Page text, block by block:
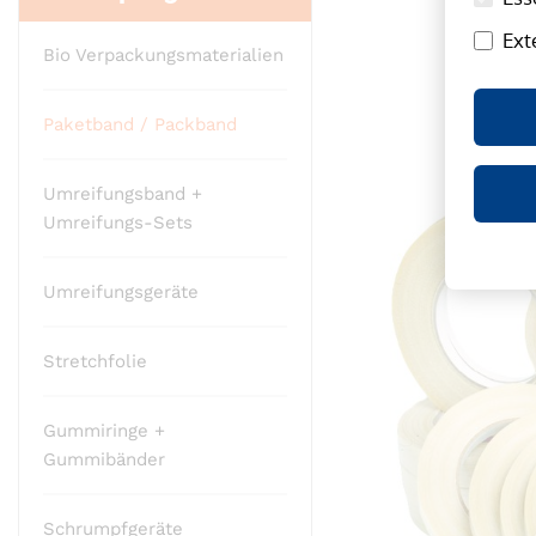
Bio Verpackungsmaterialien
Paketband / Packband
Umreifungsband +
Umreifungs-Sets
Umreifungsgeräte
Stretchfolie
Gummiringe +
Gummibänder
Schrumpfgeräte